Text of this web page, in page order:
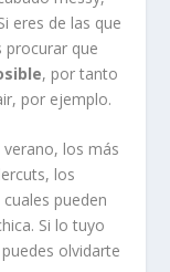
eres de las que
procurar que
, por tanto
por ejemplo.
los más
los
pueden
Si lo tuyo
olvidarte